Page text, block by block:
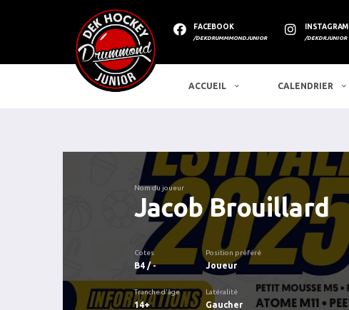
FACEBOOK
/DEKDRUMMMONDJUNIOR
INSTAGRAM
/DEKDRJUNIOR
ACCUEIL CALENDRIER
Nom du joueur
Jacob Brouillard
Cotes
B4 / -
Position préféré
Joueur
Tranche d'âge
14+
Latéralité
Gaucher